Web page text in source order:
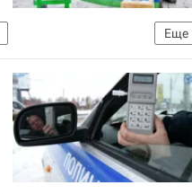
Еще